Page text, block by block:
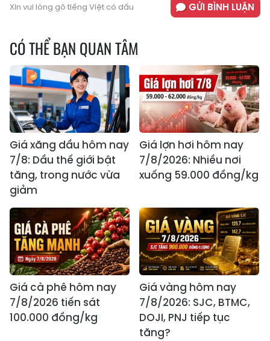
Xin vui lòng gõ tiếng Việt có dấu GỬI BÌNH LUẬN
CÓ THỂ BẠN QUAN TÂM
Giá xăng dầu hôm nay
7/8: Dầu thế giới bật
tăng, trong nước vừa
giảm
Giá lợn hơi hôm nay
7/8/2026: Nhiều nơi
xuống 59.000 đồng/kg
Giá cà phê hôm nay
7/8/2026 tiến sát
100.000 đồng/kg
Giá vàng hôm nay
7/8/2026: SJC, BTMC,
DOJI, PNJ tiếp tục
tăng?